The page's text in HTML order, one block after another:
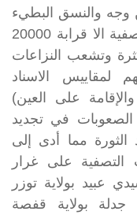
وجه والنسق البطيء
في تصفية تلك الأراضي إذ لا يقع تصفية الا قرابة 20000
وتشعب النزاعات
لمقاييس الاسناد
والإقامة على العين)
في تجديد
مما أدى إلى
التصفية على غرار
عبيد بولاية توزر
بولاية قفصة